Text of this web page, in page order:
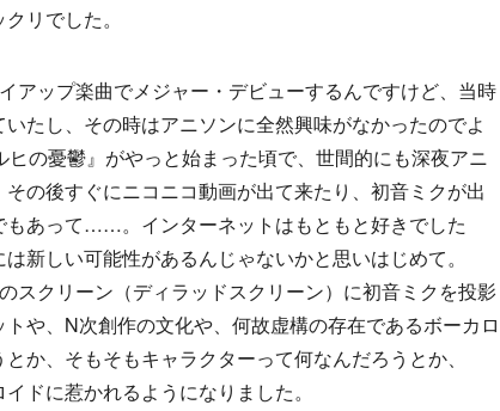
リでした。
アップ楽曲でメジャー・デビューするんですけど、当時
たし、その時はアニソンに全然興味がなかったのでよ
の憂鬱』がやっと始まった頃で、世間的にも深夜アニ
の後すぐにニコニコ動画が出て来たり、初音ミクが出
もあって……。インターネットはもともと好きでした
新しい可能性があるんじゃないかと思いはじめて。
スクリーン（ディラッドスクリーン）に初音ミクを投影
や、N次創作の文化や、何故虚構の存在であるボーカロ
か、そもそもキャラクターって何なんだろうとか、
ドに惹かれるようになりました。